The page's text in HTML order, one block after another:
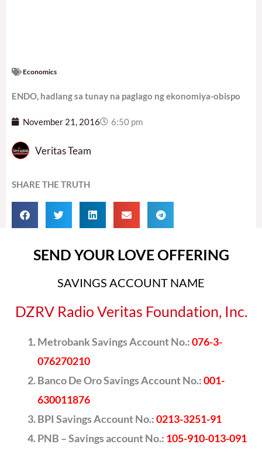
Economics
ENDO, hadlang sa tunay na paglago ng ekonomiya-obispo
November 21, 2016 6:50 pm
Veritas Team
SHARE THE TRUTH
SEND YOUR LOVE OFFERING
SAVINGS ACCOUNT NAME
DZRV Radio Veritas Foundation, Inc.
Metrobank Savings Account No.:076-3-
076270210
Banco De Oro Savings Account No.:001-
630011876
BPI Savings Account No.:0213-3251-91
PNB – Savings account No.: 105-910-013-091